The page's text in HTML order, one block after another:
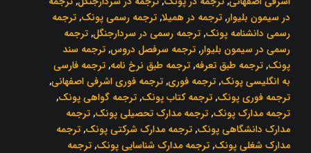
در سیمون بلیوار,ترجمه در همیلا,ترجمه رسمی پونک,ترجمه
رسمی دانشنامه پونک,ترجمه رسمی در سردارجنگل,ترجمه
رسمی در سیمون بلیوار,ترجمه سرفصل دروس,ترجمه سند
پونک,ترجمه طبق تعرفه,ترجمه طبق نرخ نامه,ترجمه فارسی
به انگلیسی پونک,ترجمه فوری,ترجمه فوری اشرفی اصفهانی,
ترجمه فوری پونک,ترجمه کتاب پونک,ترجمه گواهی پونک,
ترجمه مدارک پونک,ترجمه مدارک تحصیلی پونک,ترجمه
مدارک دانشگاهی پونک,ترجمه مدارک شرکتی پونک,ترجمه
مدارک شغلی پونک,ترجمه مدارک شناسایی پونک,ترجمه